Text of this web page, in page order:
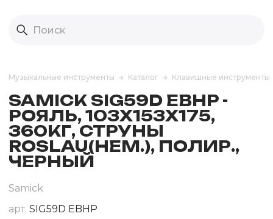
Музыкальные инструменты Каталог Клавишные инструменты
SAMICK SIG59D EBHP -
РОЯЛЬ, 103X153X175,
360КГ, СТРУНЫ
ROSLAU(НЕМ.), ПОЛИР.,
ЧЕРНЫЙ
Samick
арт. SIG59D EBHP